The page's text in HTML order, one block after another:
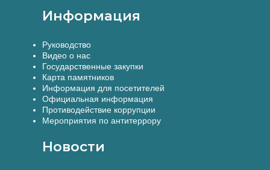
Информация
Руководство
Видео о нас
Государственные закупки
Карта памятников
Информация для посетителей
Официальная информация
Противодействие коррупции
Мероприятия по антитеррору
Новости